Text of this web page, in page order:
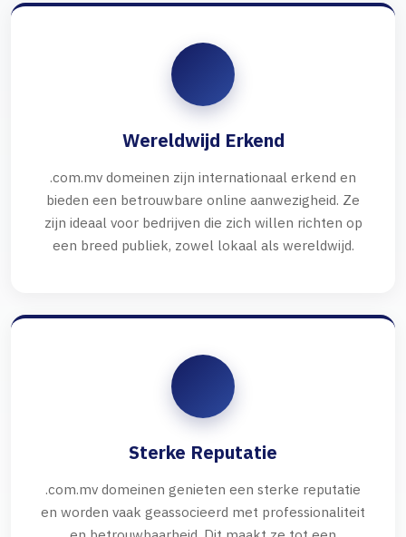
Wereldwijd Erkend
.com.mv domeinen zijn internationaal erkend en
bieden een betrouwbare online aanwezigheid. Ze
zijn ideaal voor bedrijven die zich willen richten op
een breed publiek, zowel lokaal als wereldwijd.
Sterke Reputatie
.com.mv domeinen genieten een sterke reputatie
en worden vaak geassocieerd met professionaliteit